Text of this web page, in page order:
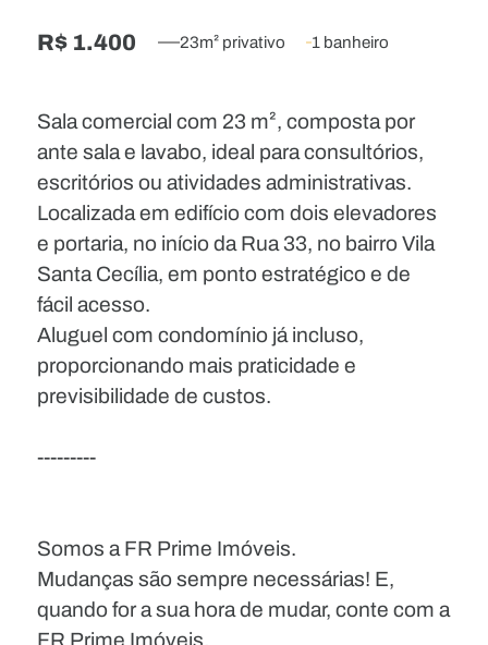
R$ 1.400 23m² privativo 1 banheiro
Sala comercial com 23 m², composta por
ante sala e lavabo, ideal para consultórios,
escritórios ou atividades administrativas.
Localizada em edifício com dois elevadores
e portaria, no início da Rua 33, no bairro Vila
Santa Cecília, em ponto estratégico e de
fácil acesso.
Aluguel com condomínio já incluso,
proporcionando mais praticidade e
previsibilidade de custos.
---------
Somos a FR Prime Imóveis.
Mudanças são sempre necessárias! E,
quando for a sua hora de mudar, conte com a
FR Prime Imóveis.